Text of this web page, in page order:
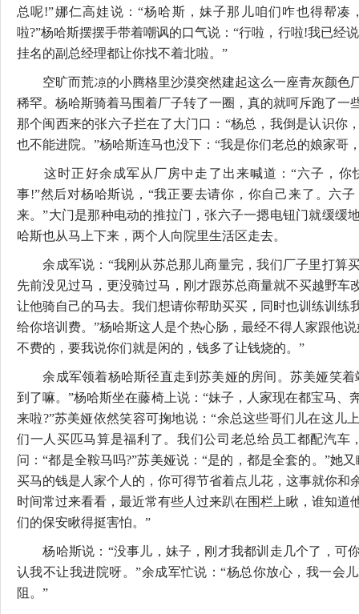
总呢!”娜仁高娃说：“杨哈斯，妹子那儿咱们咋也得帮凑
啦?”杨哈斯摆摆手带着嘲讽的口气说：“行啦，行啦!我已经
挂名的副总经理都让你找不着北啦。”
空旷而荒凉的小腾格里沙漠突然建起这么一座青灰颜色
稀罕。杨哈斯骑着马围着厂子转了一圈，真的就呵斥跑了一
那个闽西来的张六子拦在了大门口：“杨总，我倒是认识你
也不能进院。”杨哈斯连马也没下：“我是你们老总的娘家哥
这时正好余成军从厂房中走了出来喊道：“六子，你
事!”然后对杨哈斯说，“我正要去请你，你自己来了。六
来。”大门是那种电动的推拉门，张六子一摁电钮门就缓缓
哈斯也从马上下来，两个人向院里生活区走去。
余成军说：“我刚从苏总那儿商量完，我们厂子里打算
先前没见过马，更没骑过马，刚才跟苏总商量就不买越野车
让他骑自己的马去。我们想请你帮助买买，同时也训练训练
给你培训费。”杨哈斯这人是个热心肠，最经不得人家跟他
不费的，要我说你们就是闲的，钱多了让钱烧的。”
余成军领着杨哈斯径直走到苏美娅的房间。苏美娅笑着
到了嘛。”杨哈斯坐在藤椅上说：“妹子，人家现在都宝马、
来啦?”苏美娅依然笑容可掬地说：“余总这些哥们儿在这儿
们一人买匹马算是福利了。我们公司老总给员工都配汽车
问：“都是全鞍马吗?”苏美娅说：“是的，都是全套的。”她
买马的钱是人家个人的，你可得节省着点儿花，这事就你和
时间常过来看看，最近常有些人过来趴在围栏上瞅，谁知道
们的保安瞅得挺害怕。”
杨哈斯说：“没事儿，妹子，刚才我都训走几个了，可
认我不让我进院呀。”余成军忙说：“杨总你放心，我一会
阻。”